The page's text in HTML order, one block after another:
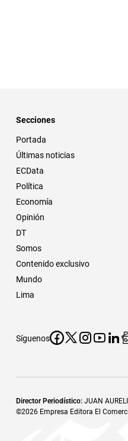
Secciones
Portada
Últimas noticias
ECData
Política
Economía
Opinión
DT
Somos
Contenido exclusivo
Mundo
Lima
Síguenos
Director Periodístico: JUAN
©2026 Empresa Editora El